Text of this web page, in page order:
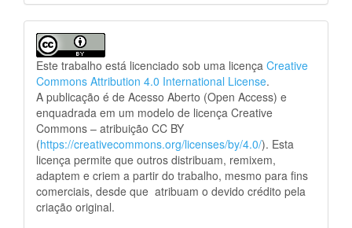
Este trabalho está licenciado sob uma licença Creative
Commons Attribution 4.0 International License.
A publicação é de Acesso Aberto (Open Access) e
enquadrada em um modelo de licença Creative
Commons – atribuição CC BY
(https://creativecommons.org/licenses/by/4.0/). Esta
licença permite que outros distribuam, remixem,
adaptem e criem a partir do trabalho, mesmo para fins
comerciais, desde que atribuam o devido crédito pela
criação original.